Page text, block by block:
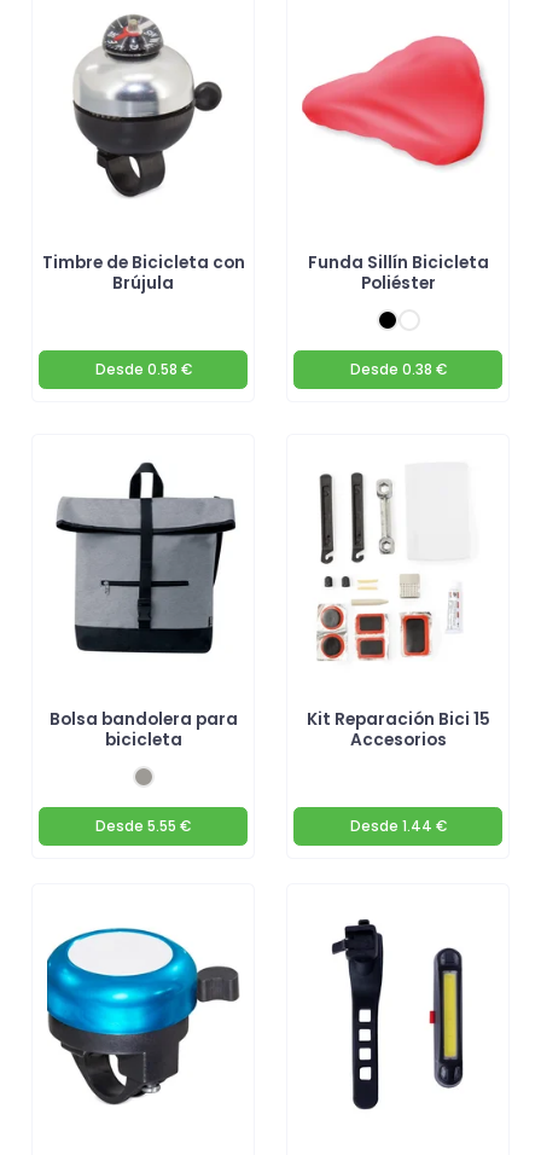
Timbre de Bicicleta con
Brújula
Desde 0.58 €
Funda Sillín Bicicleta
Poliéster
Desde 0.38 €
Bolsa bandolera para
bicicleta
Desde 5.55 €
Kit Reparación Bici 15
Accesorios
Desde 1.44 €